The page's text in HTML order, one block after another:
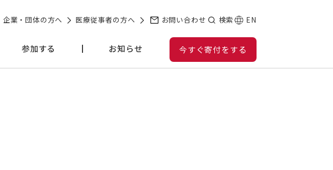
企業・団体の方へ 医療従事者の方へ お問い合わせ 検索 EN
参加する お知らせ 今すぐ寄付をする
だけでなく、給与のある働き方（RIKAjob・ジャパンハートスタッフ）や、国内外で